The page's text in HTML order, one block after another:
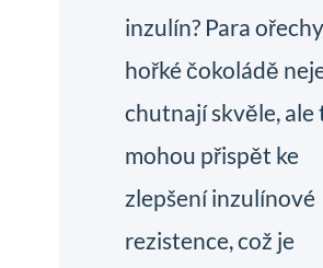
inzulín? Para
hořké čokoládě
chutnají skvěle, ale
mohou přispět ke
zlepšení inzulínové
rezistence, což je